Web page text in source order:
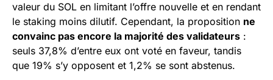
valeur du SOL en limitant l’offre nouvelle et en rendant
le staking moins dilutif. Cependant, la proposition ne
convainc pas encore la majorité des validateurs :
seuls 37,8% d’entre eux ont voté en faveur, tandis
que 19% s’y opposent et 1,2% se sont abstenus.